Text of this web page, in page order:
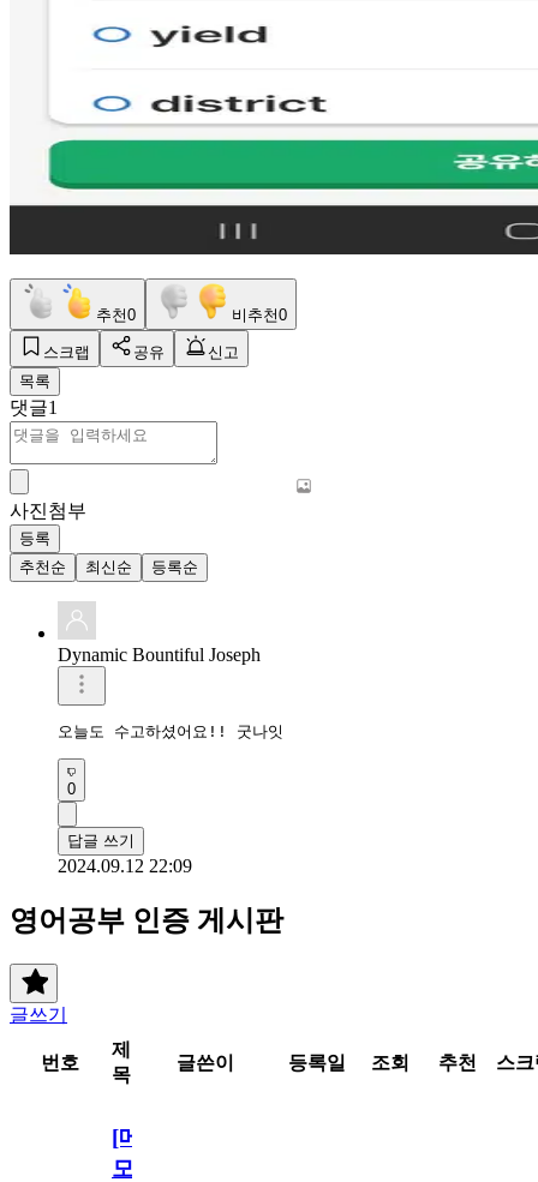
추천0 비추천0
스크랩 공유
신고
목록
댓글1
사진첨부
등록
추천순
최신순 등록순
Dynamic Bountiful Joseph
오늘도 수고하셨어요!! 굿나잇
0
답글 쓰기
2024.09.12 22:09
영어공부 인증 게시판
글쓰기
번호
제
목
글쓴이 등록일 조회 추천 스
[메
모